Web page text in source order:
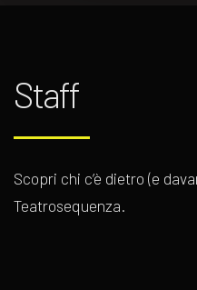
Staff
Scopri chi c’è dietro (e
Teatrosequenza.